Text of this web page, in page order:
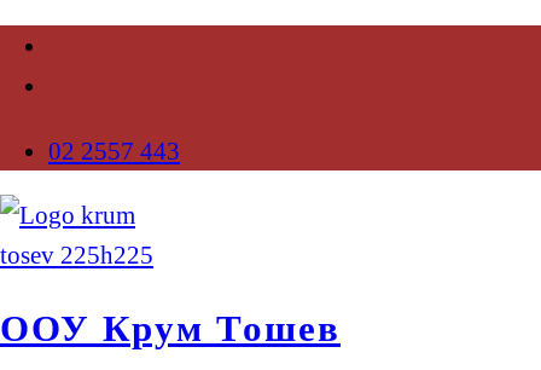
02 2557 443
ООУ Крум Тошев